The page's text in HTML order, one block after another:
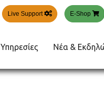
Live Support E-Shop
Υπηρεσίες Νέα &